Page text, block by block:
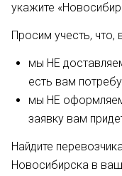
укажите
Просим учесть, что,
мы НЕ
есть вам
мы НЕ оформляем
заявку вам
Найдите
Новосибирска в